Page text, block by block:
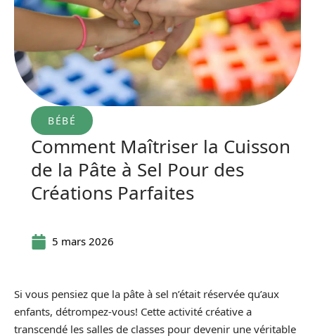
BÉBÉ
Comment Maîtriser la Cuisson
de la Pâte à Sel Pour des
Créations Parfaites
5 mars 2026
Si vous pensiez que la pâte à sel n’était réservée qu’aux
enfants, détrompez-vous! Cette activité créative a
transcendé les salles de classes pour devenir une véritable